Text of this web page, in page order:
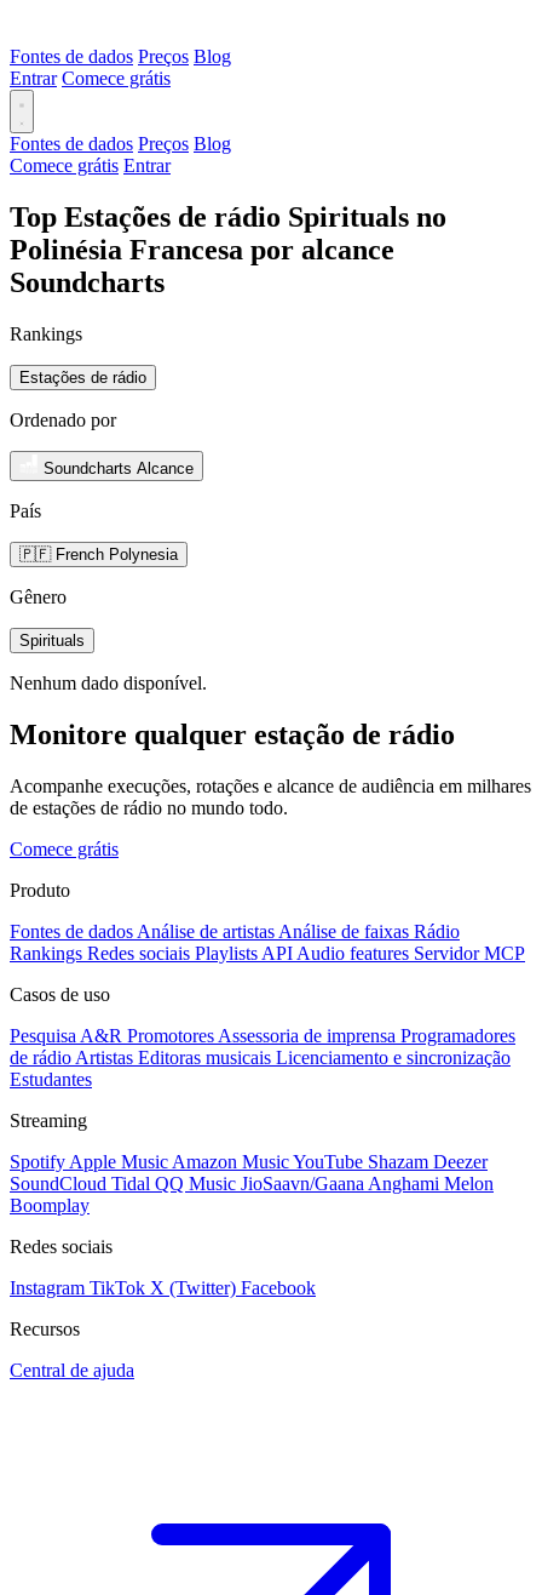
Fontes de dados Preços Blog
Entrar Comece grátis
Fontes de dados Preços Blog
Comece grátis Entrar
Top Estações de rádio Spirituals no
Polinésia Francesa por alcance
Soundcharts
Rankings
Estações de rádio
Ordenado por
Soundcharts Alcance
País
🇵🇫 French Polynesia
Gênero
Spirituals
Nenhum dado disponível.
Monitore qualquer estação de rádio
Acompanhe execuções, rotações e alcance de audiência em milhares
de estações de rádio no mundo todo.
Comece grátis
Produto
Fontes de dados Análise de artistas Análise de faixas Rádio
Rankings Redes sociais Playlists API Audio features Servidor MCP
Casos de uso
Pesquisa A&R Promotores Assessoria de imprensa Programadores
de rádio Artistas Editoras musicais Licenciamento e sincronização
Estudantes
Streaming
Spotify Apple Music Amazon MusicYouTube Shazam Deezer
SoundCloud Tidal QQ Music JioSaavn/Gaana Anghami Melon
Boomplay
Redes sociais
Instagram TikTok X (Twitter) Facebook
Recursos
Central de ajuda